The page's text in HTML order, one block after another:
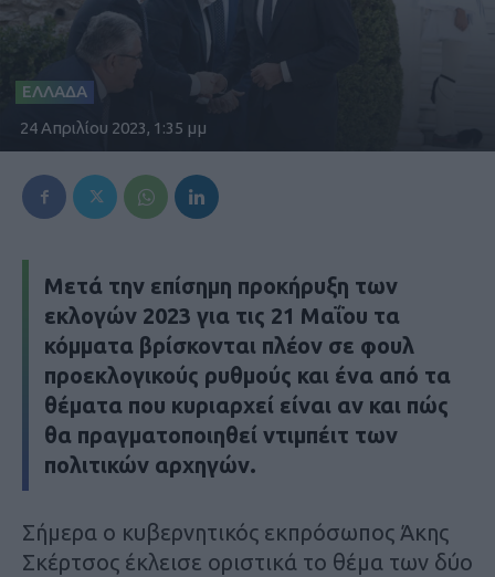
ΕΛΛΑΔΑ
24 Απριλίου 2023, 1:35 μμ
Μετά την επίσημη προκήρυξη των
εκλογών 2023 για τις 21 Μαΐου τα
κόμματα βρίσκονται πλέον σε φουλ
προεκλογικούς ρυθμούς και ένα από τα
θέματα που κυριαρχεί είναι αν και πώς
θα πραγματοποιηθεί ντιμπέιτ των
πολιτικών αρχηγών.
Σήμερα ο κυβερνητικός εκπρόσωπος Άκης
Σκέρτσος έκλεισε οριστικά το θέμα των δύο